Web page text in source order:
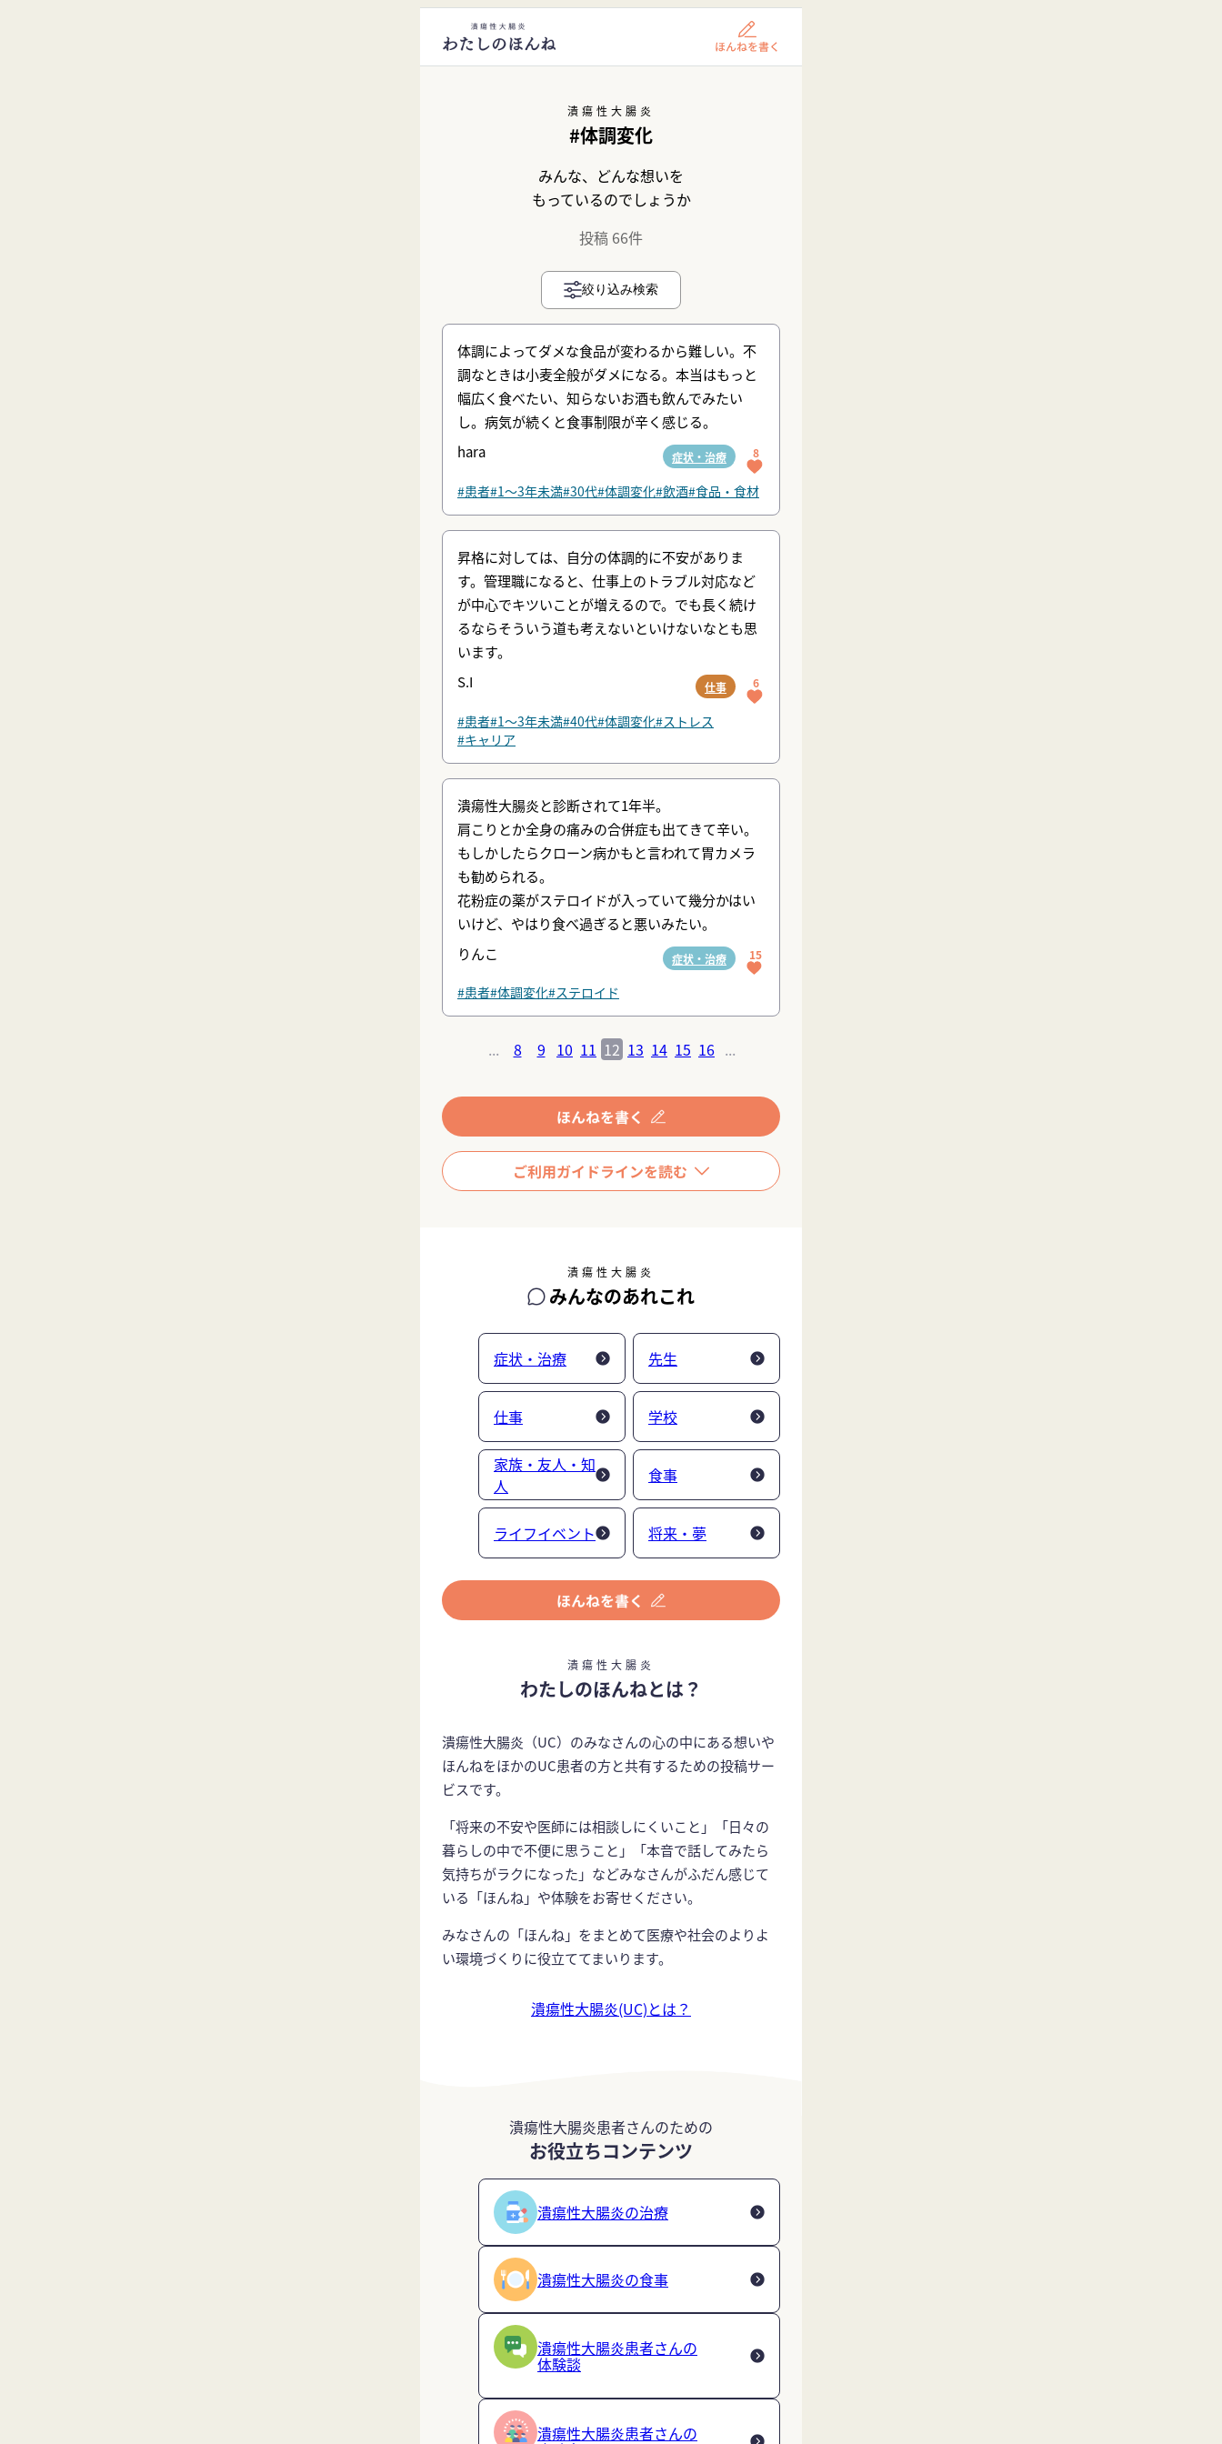
潰瘍性大腸炎
#体調変化
みんな、どんな想いを
もっているのでしょうか
投稿 66件
絞り込み検索
体調によってダメな食品が変わるから難しい。不
調なときは小麦全般がダメになる。本当はもっと
幅広く食べたい、知らないお酒も飲んでみたい
し。病気が続くと食事制限が辛く感じる。
hara
症状・治療 8
#患者#1〜3年未満#30代#体調変化#飲酒#食品・食材
昇格に対しては、自分の体調的に不安がありま
す。管理職になると、仕事上のトラブル対応など
が中心でキツいことが増えるので。でも長く続け
るならそういう道も考えないといけないなとも思
います。
S.I
仕事 6
#患者#1〜3年未満#40代#体調変化#ストレス
#キャリア
潰瘍性大腸炎と診断されて1年半。
肩こりとか全身の痛みの合併症も出てきて辛い。
もしかしたらクローン病かもと言われて胃カメラ
も勧められる。
花粉症の薬がステロイドが入っていて幾分かはい
いけど、やはり食べ過ぎると悪いみたい。
りんこ
症状・治療 15
#患者#体調変化#ステロイド
... 8 9 10 11 12 13 14 15 16 ...
潰瘍性大腸炎
みんなのあれこれ
症状・治療 先生
仕事 学校
家族・友人・知
人
食事
ライフイベント 将来・夢
潰瘍性大腸炎
わたしのほんねとは？
潰瘍性大腸炎（UC）のみなさんの心の中にある想いや
ほんねをほかのUC患者の方と共有するための投稿サー
ビスです。
「将来の不安や医師には相談しにくいこと」「日々の
暮らしの中で不便に思うこと」「本音で話してみたら
気持ちがラクになった」などみなさんがふだん感じて
いる「ほんね」や体験をお寄せください。
みなさんの「ほんね」をまとめて医療や社会のよりよ
い環境づくりに役立ててまいります。
潰瘍性大腸炎(UC)とは？
潰瘍性大腸炎患者さんのための
お役立ちコンテンツ
潰瘍性大腸炎の治療
潰瘍性大腸炎の食事
潰瘍性大腸炎患者さんの
体験談
潰瘍性大腸炎患者さんの